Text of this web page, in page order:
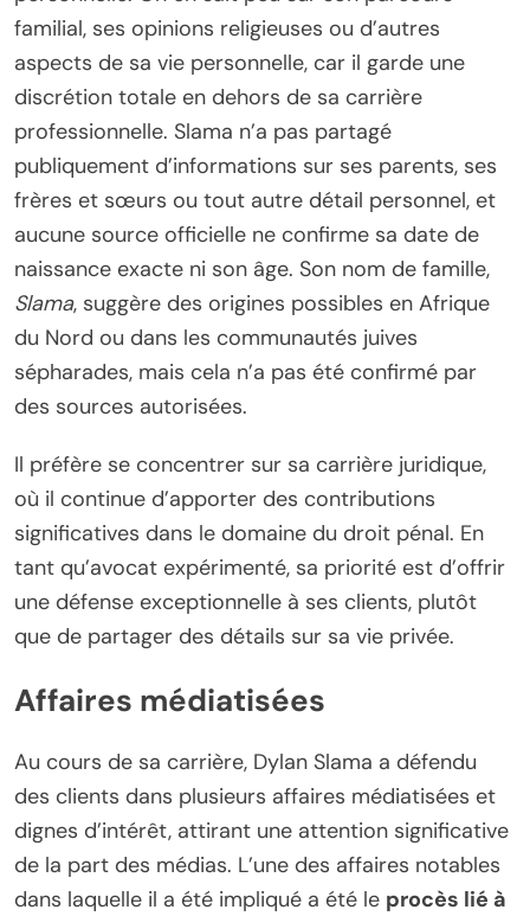
familial, ses opinions religieuses ou d’autres
aspects de sa vie personnelle, car il garde une
discrétion totale en dehors de sa carrière
professionnelle. Slama n’a pas partagé
publiquement d’informations sur ses parents, ses
frères et sœurs ou tout autre détail personnel, et
aucune source officielle ne confirme sa date de
naissance exacte ni son âge. Son nom de famille,
Slama, suggère des origines possibles en Afrique
du Nord ou dans les communautés juives
sépharades, mais cela n’a pas été confirmé par
des sources autorisées.
Il préfère se concentrer sur sa carrière juridique,
où il continue d’apporter des contributions
significatives dans le domaine du droit pénal. En
tant qu’avocat expérimenté, sa priorité est d’offrir
une défense exceptionnelle à ses clients, plutôt
que de partager des détails sur sa vie privée.
Affaires médiatisées
Au cours de sa carrière, Dylan Slama a défendu
des clients dans plusieurs affaires médiatisées et
dignes d’intérêt, attirant une attention significative
de la part des médias. L’une des affaires notables
dans laquelle il a été impliqué a été le procès lié à